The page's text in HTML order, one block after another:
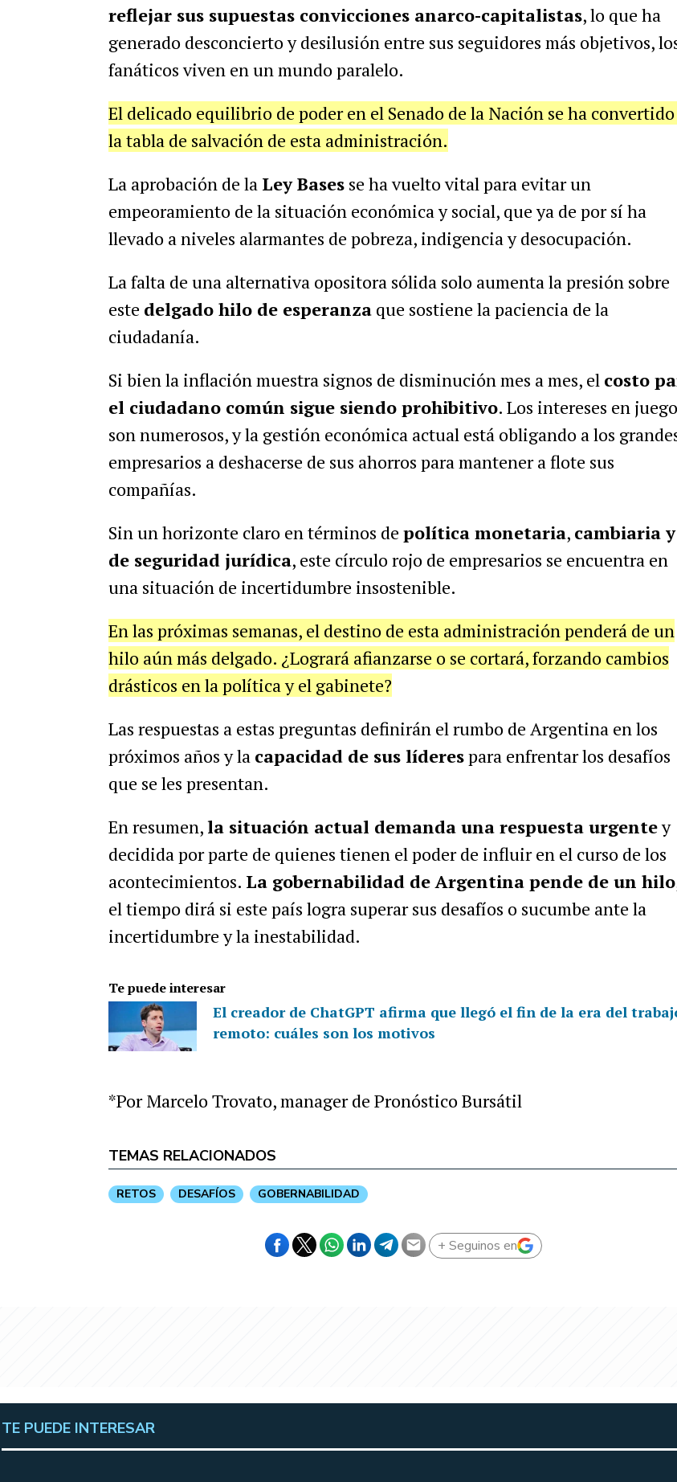
reflejar sus supuestas convicciones anarco-capitalistas, lo que ha
generado desconcierto y desilusión entre sus seguidores más objetivos,
fanáticos viven en un mundo paralelo.
El delicado equilibrio de poder en el Senado de la Nación se ha
la tabla de salvación de esta administración.
La aprobación de la Ley Basesse ha vuelto vital para evitar un
empeoramiento de la situación económica y social, que ya de por sí ha
llevado a niveles alarmantes de pobreza, indigencia y desocupación.
La falta de una alternativa opositora sólida solo aumenta la presión sobre
este delgado hilo de esperanzaque sostiene la paciencia de la
ciudadanía.
Si bien la inflación muestra signos de disminución mes a mes, el costo
el ciudadano común sigue siendo prohibitivo. Los intereses en juego
son numerosos, y la gestión económica actual está obligando a los
empresarios a deshacerse de sus ahorros para mantener a flote sus
compañías.
Sin un horizonte claro en términos de política monetaria, cambiaria y
de seguridad jurídica, este círculo rojo de empresarios se encuentra en
una situación de incertidumbre insostenible.
En las próximas semanas, el destino de esta administración penderá de un
hilo aún más delgado. ¿Logrará afianzarse o se cortará, forzando cambios
drásticos en la política y el gabinete?
Las respuestas a estas preguntas definirán el rumbo de Argentina en los
próximos años y la capacidad de sus líderespara enfrentar los desafíos
que se les presentan.
En resumen,la situación actual demanda una respuesta urgentey
decidida por parte de quienes tienen el poder de influir en el curso de los
acontecimientos. La gobernabilidad de Argentina pende de un hilo
el tiempo dirá si este país logra superar sus desafíos o sucumbe ante la
incertidumbre y la inestabilidad.
Te puede interesar
El creador de ChatGPT afirma que llegó el fin de la era del
remoto: cuáles son los motivos
*Por Marcelo Trovato, manager de Pronóstico Bursátil
TEMAS RELACIONADOS
RETOS DESAFÍOS GOBERNABILIDAD
+ Seguinos en
TE PUEDE INTERESAR